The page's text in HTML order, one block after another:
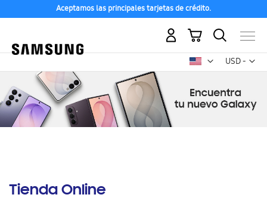
Aceptamos las principales tarjetas de crédito.
USD -
dólar
Mi carrito
Tienda Online